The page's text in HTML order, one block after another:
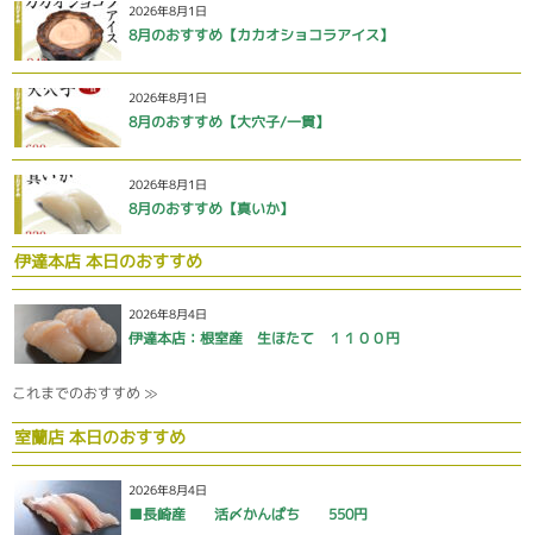
2026年8月1日
8月のおすすめ【カカオショコラアイス】
2026年8月1日
8月のおすすめ【大穴子/一貫】
2026年8月1日
8月のおすすめ【真いか】
伊達本店 本日のおすすめ
2026年8月4日
伊達本店：根室産 生ほたて １１００円
これまでのおすすめ ≫
室蘭店 本日のおすすめ
2026年8月4日
■長崎産 活〆かんぱち 550円